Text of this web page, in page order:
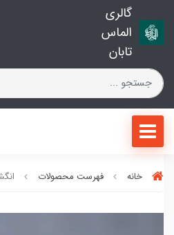
گالری
الماس
تابان
خانه فهرست محصولات